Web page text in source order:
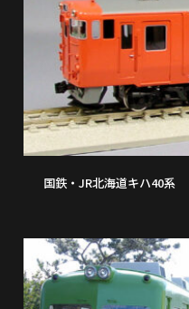
国鉄・JR北海道キハ40系